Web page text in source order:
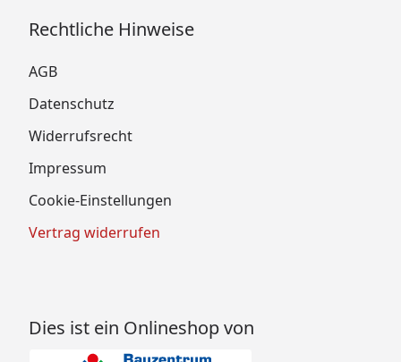
Rechtliche Hinweise
AGB
Datenschutz
Widerrufsrecht
Impressum
Cookie-Einstellungen
Vertrag widerrufen
Dies ist ein Onlineshop von